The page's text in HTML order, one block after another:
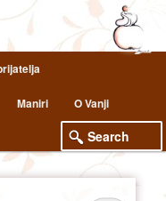
Maniri O Vanji